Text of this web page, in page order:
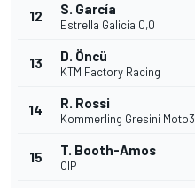
12 S. García
Estrella Galicia 0,0
13 D. Öncü
KTM Factory Racing
14 R. Rossi
Kommerling Gresini Moto3
15 T. Booth-Amos
CIP